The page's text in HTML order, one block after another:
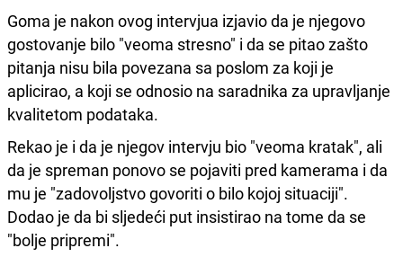
Goma je nakon ovog intervjua izjavio da je njegovo
gostovanje bilo "veoma stresno" i da se pitao zašto
pitanja nisu bila povezana sa poslom za koji je
aplicirao, a koji se odnosio na saradnika za upravljanje
kvalitetom podataka.
Rekao je i da je njegov intervju bio "veoma kratak", ali
da je spreman ponovo se pojaviti pred kamerama i da
mu je "zadovoljstvo govoriti o bilo kojoj situaciji".
Dodao je da bi sljedeći put insistirao na tome da se
"bolje pripremi".